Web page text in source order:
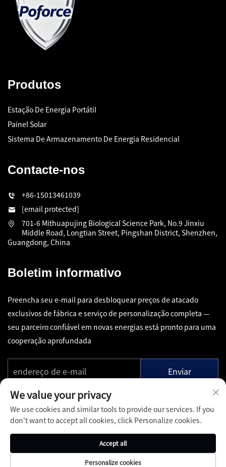
Produtos
Estação De Energia Portátil
Painel Solar
Sistema De Armazenamento De Energia Residencial
Contacte-nos
+86-15013461039
[email protected]
701-6 Mithuapujing Biological Science Park, No.9 Jinxiu
Middle Road, Longtian Street, Pingshan District, Shenzhen,
Guangdong, China
Boletim informativo
Preencha seu e-mail para desbloquear preços de atacado
exclusivos de fábrica e serviço de personalização completa —
seu parceiro confiável em novas energias está pronto para uma
cooperação aprofundada
Enviar
Copyright © Shenzhen Pinfang Chuangfu Technology Co., Ltd.
Todos os Direitos Reservados -
We value your privacy
We use cookies and similar tools to provide our services. If you
don't want to accept all cookies, click Personalize cookies.
Personalize cookies
Accept all